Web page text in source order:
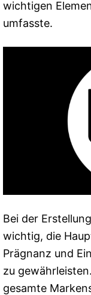
wichtigen
umfasste.
Bei der
wichtig, die
Prägnanz und
zu
gesamte